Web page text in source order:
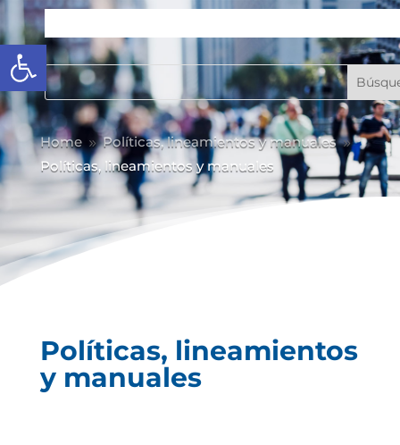
Abrir barra de herramientas
Home 9 Políticas, lineamientos y manuales 9
Políticas, lineamientos y manuales
Políticas, lineamientos
y manuales